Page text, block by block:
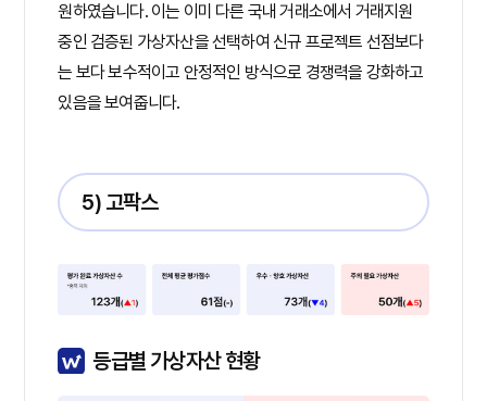
원하였습니다. 이는 이미 다른 국내 거래소에서 거래지원
중인 검증된 가상자산을 선택하여 신규 프로젝트 선점보다
는 보다 보수적이고 안정적인 방식으로 경쟁력을 강화하고
있음을 보여줍니다.
5) 고팍스
등급별 가상자산 현황